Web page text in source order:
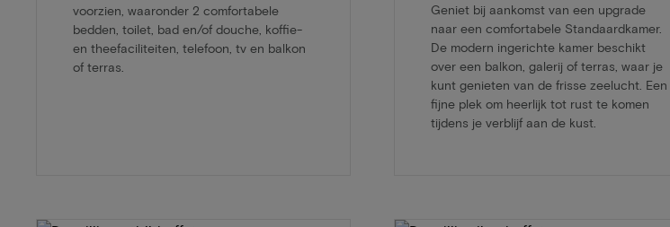
voorzien, waaronder 2 comfortabele
bedden, toilet, bad en/of douche, koffie-
en theefaciliteiten, telefoon, tv en balkon
of terras.
Geniet bij aankomst van een upgrade
naar een comfortabele Standaardkamer.
De modern ingerichte kamer beschikt
over een balkon, galerij of terras, waar je
kunt genieten van de frisse zeelucht. Een
fijne plek om heerlijk tot rust te komen
tijdens je verblijf aan de kust.